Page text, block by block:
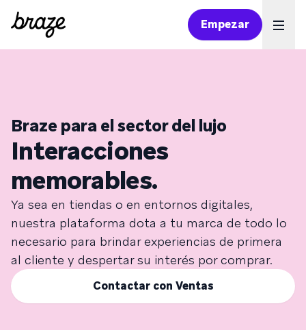
Empezar
Braze para el sector del lujo
Interacciones
memorables.
Ya sea en tiendas o en entornos digitales,
nuestra plataforma dota a tu marca de todo lo
necesario para brindar experiencias de primera
al cliente y despertar su interés por comprar.
Contactar con Ventas